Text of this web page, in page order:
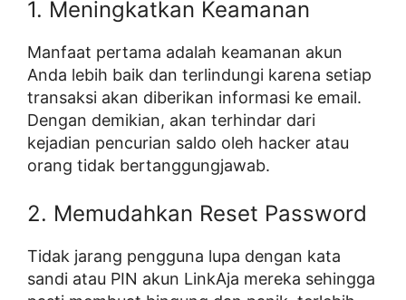
1. Meningkatkan Keamanan
Manfaat pertama adalah keamanan akun
Anda lebih baik dan terlindungi karena setiap
transaksi akan diberikan informasi ke email.
Dengan demikian, akan terhindar dari
kejadian pencurian saldo oleh hacker atau
orang tidak bertanggungjawab.
2. Memudahkan Reset Password
Tidak jarang pengguna lupa dengan kata
sandi atau PIN akun LinkAja mereka sehingga